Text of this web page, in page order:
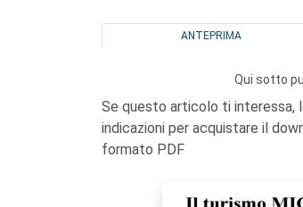
ANTEPRIMA
Qui sotto
Se questo articolo ti interessa,
indicazioni per acquistare il
formato PDF